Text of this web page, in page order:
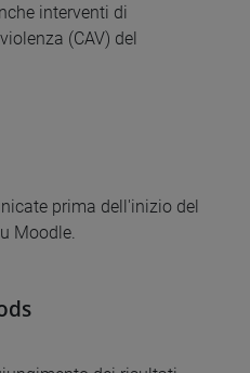
interventi di
(CAV) del
prima dell'inizio del
Moodle.